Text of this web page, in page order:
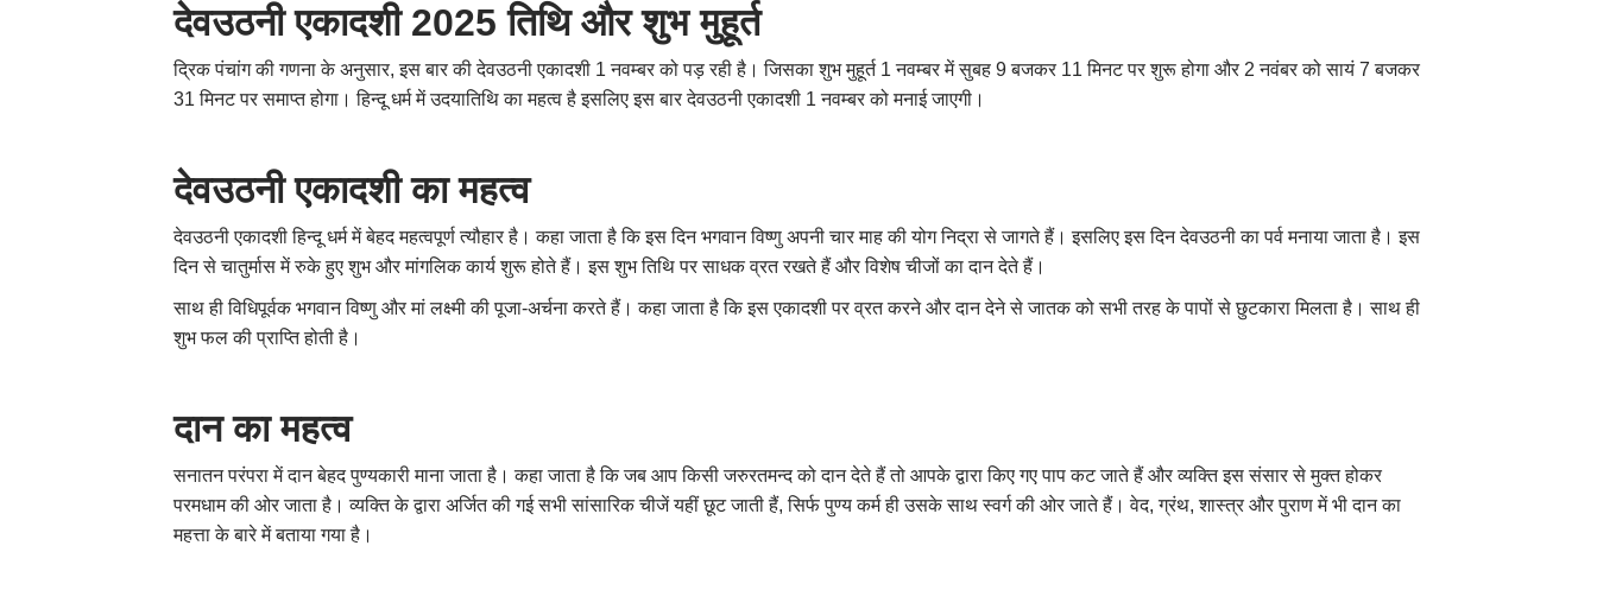
देवउठनी एकादशी 2025 तिथि और शुभ मुहूर्त
द्रिक पंचांग की गणना के अनुसार,इस बार की देवउठनी एकादशी 1 नवम्बर को पड़ रही है। जिसका शुभ मुहूर्त 1 नवम्बर में सुबह 9 बजकर 11 मिनट पर शुरू होगा और 2 नवंबर को सायं 7 बजकर
31 मिनट पर समाप्त होगा। हिन्दू धर्म में उदयातिथि का महत्व है इसलिए इस बार देवउठनी एकादशी 1 नवम्बर को मनाई जाएगी।
देवउठनी एकादशी का महत्व
देवउठनी एकादशी हिन्दू धर्म में बेहद महत्वपूर्ण त्यौहार है। कहा जाता है कि इस दिन भगवान विष्णु अपनी चार माह की योग निद्रा से जागते हैं। इसलिए इस दिन देवउठनी का पर्व मनाया जाता है। इस
दिन से चातुर्मास में रुके हुए शुभ और मांगलिक कार्य शुरू होते हैं। इस शुभ तिथि पर साधक व्रत रखते हैं और विशेष चीजों का दान देते हैं।
साथ ही विधिपूर्वक भगवान विष्णु और मां लक्ष्मी की पूजा-अर्चना करते हैं। कहा जाता है कि इस एकादशी पर व्रत करने और दान देने से जातक को सभी तरह के पापों से छुटकारा मिलता है। साथ ही
शुभ फल की प्राप्ति होती है।
दान का महत्व
सनातन परंपरा में दान बेहद पुण्यकारी माना जाता है। कहा जाता है कि जब आप किसी जरुरतमन्द को दान देते हैं तो आपके द्वारा किए गए पाप कट जाते हैं और व्यक्ति इस संसार से मुक्त होकर
परमधाम की ओर जाता है। व्यक्ति के द्वारा अर्जित की गई सभी सांसारिक चीजें यहीं छूट जाती हैं,सिर्फ पुण्य कर्म ही उसके साथ स्वर्ग की ओर जाते हैं। वेद,ग्रंथ,शास्त्र और पुराण में भी दान का
महत्ता के बारे में बताया गया है।